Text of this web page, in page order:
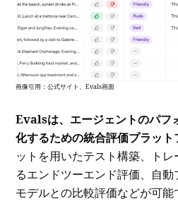
画像引用：公式サイト、Evals画面
Evalsは、エージェントのパフ
化するための統合評価プラット
ットを用いたテスト構築、ト
るエンドツーエンド評価、自
モデルとの比較評価などが可能